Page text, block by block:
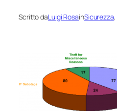
Scritto daLuigi RosainSicurezza,